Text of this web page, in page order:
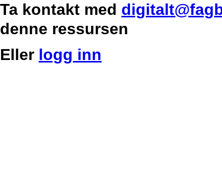
Ta kontakt med
denne ressursen
Eller logg inn